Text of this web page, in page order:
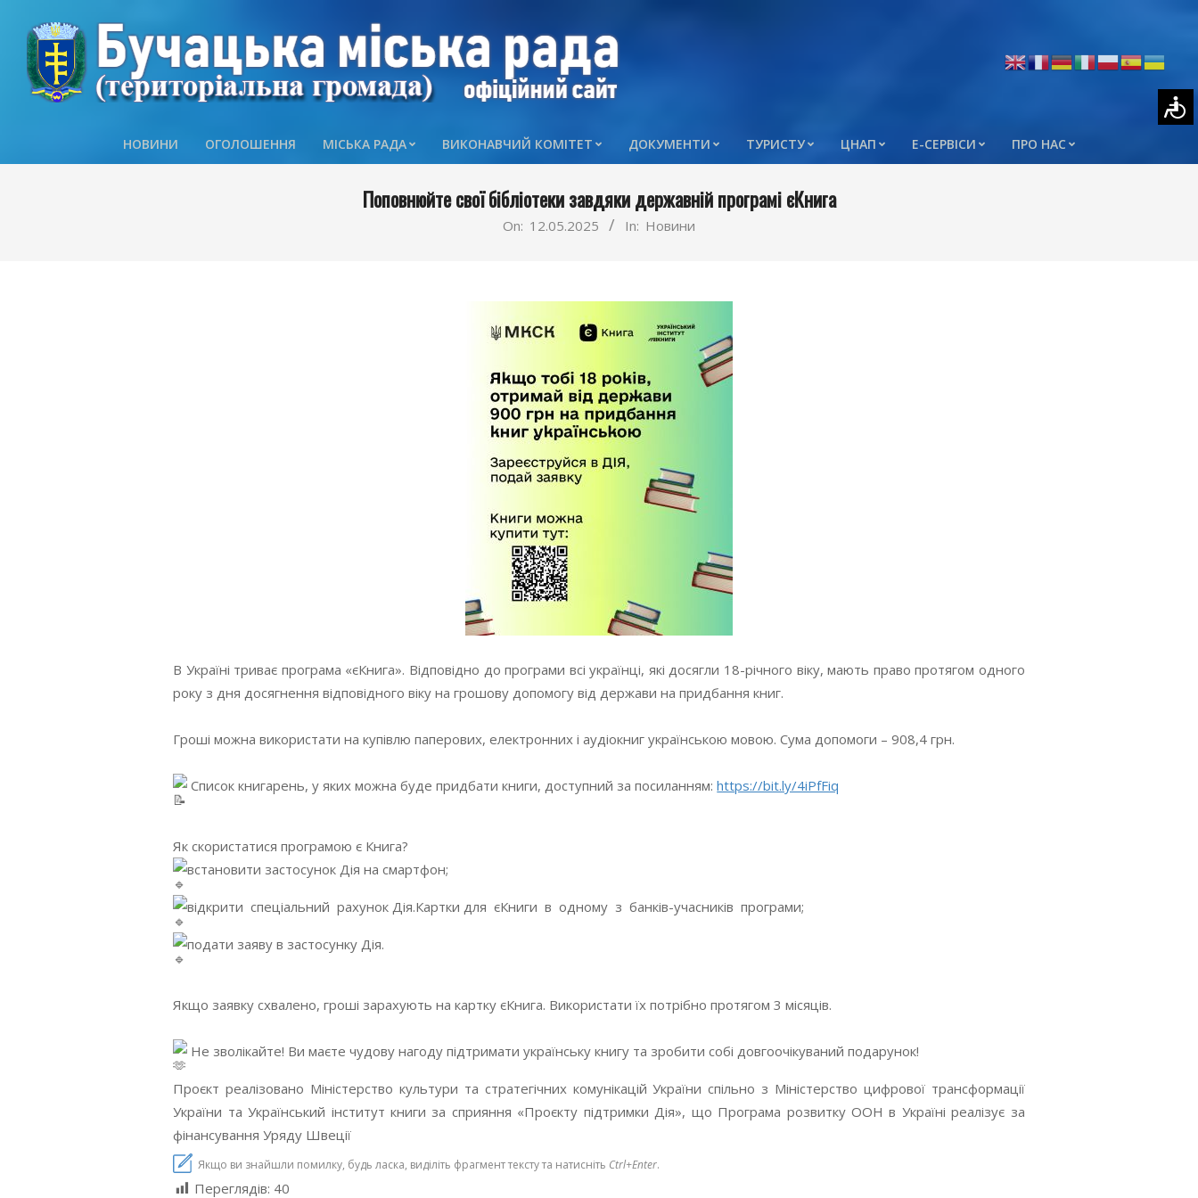
content
Primary
Menu
НОВИНИ ОГОЛОШЕННЯ МІСЬКА РАДА ВИКОНАВЧИЙ КОМІТЕТ ДОКУМЕНТИ ТУРИСТУ ЦНАП Е-СЕРВІСИ ПРО НАС
Поповнюйте свої бібліотеки завдяки державній програмі єКнига
On: 12.05.2025 In: Новини
В Україні триває програма «єКнига». Відповідно до програми всі українці, які досягли 18-річного віку, мають право протягом одного
року з дня досягнення відповідного віку на грошову допомогу від держави на придбання книг.
Гроші можна використати на купівлю паперових, електронних і аудіокниг українською мовою. Сума допомоги – 908,4 грн.
Список книгарень, у яких можна буде придбати книги, доступний за посиланням:https://bit.ly/4iPfFiq
Як скористатися програмою є Книга?
встановити застосунок Дія на смартфон;
відкрити спеціальний рахунок Дія.Картки для єКниги в одному з банків-учасників програми;
подати заяву в застосунку Дія.
Якщо заявку схвалено, гроші зарахують на картку єКнига. Використати їх потрібно протягом 3 місяців.
Не зволікайте! Ви маєте чудову нагоду підтримати українську книгу та зробити собі довгоочікуваний подарунок!
Проєкт реалізовано Міністерство культури та стратегічних комунікацій України спільно з Міністерство цифрової трансформації
України та Український інститут книги за сприяння «Проєкту підтримки Дія», що Програма розвитку ООН в Україні реалізує за
фінансування Уряду Швеції
Якщо ви знайшли помилку, будь ласка, виділіть фрагмент тексту та натисніть Ctrl+Enter.
Переглядів: 40